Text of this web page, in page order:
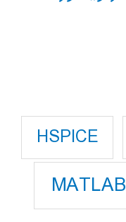
HSPICE
MATLAB